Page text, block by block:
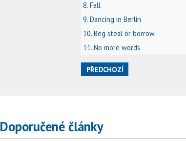
8. Fall
9. Dancing in Berlin
10. Beg steal or borrow
11. No more words
PŘEDCHOZÍ
Doporučené články